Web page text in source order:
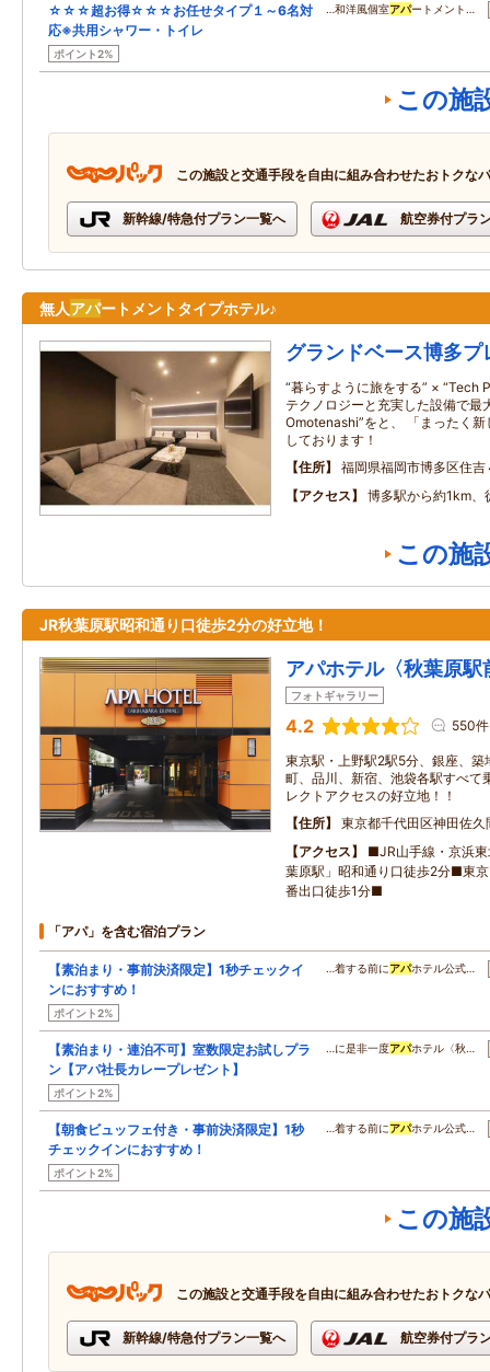
☆☆☆超お得☆☆☆お任せタイプ１～6名対
応※共用シャワー・トイレ
ポイント2%
…和洋風個室アパートメント…
この施
この施設と交通手段を自由に組み合わせたおトクな
新幹線/特急付プラン一覧へ 航空券付プラ
無人アパートメントタイプホテル♪
グランドベース博多プ
“暮らすように旅をする” × “Tech
テクノロジーと充実した設備で最
Omotenashi”をと、 「まったく
しております！
住所
福岡県福岡市博多区住吉
アクセス
博多駅から約1km、
この施
JR秋葉原駅昭和通り口徒歩2分の好立地！
アパホテル〈秋葉原駅
フォトギャラリー
4.2 550件
東京駅・上野駅2駅5分、銀座、
町、品川、新宿、池袋各駅すべて
レクトアクセスの好立地！！
住所
東京都千代田区神田佐
アクセス
■JR山手線・京浜
葉原駅」昭和通り口徒歩2分■東
番出口徒歩1分■
「アパ」を含む宿泊プラン
【素泊まり・事前決済限定】1秒チェックイ
ンにおすすめ！
ポイント2%
…着する前にアパホテル公式…
【素泊まり・連泊不可】室数限定お試しプラ
ン【アパ社長カレープレゼント】
ポイント2%
…に是非一度アパホテル〈秋…
【朝食ビュッフェ付き・事前決済限定】1秒
チェックインにおすすめ！
ポイント2%
…着する前にアパホテル公式…
この施
この施設と交通手段を自由に組み合わせたおトクな
新幹線/特急付プラン一覧へ 航空券付プラ